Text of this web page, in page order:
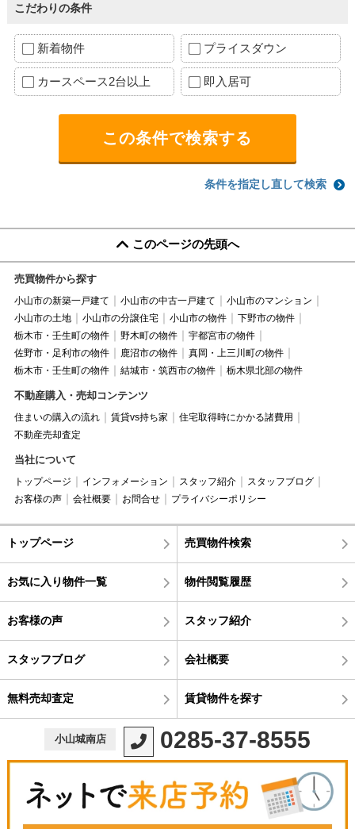
こだわりの条件
新着物件 プライスダウン
カースペース2台以上 即入居可
条件を指定し直して検索
このページの先頭へ
売買物件から探す
小山市の新築一戸建て 小山市の中古一戸建て
小山市のマンション
小山市の土地
小山市の分譲住宅 小山市の物件
下野市の物件
栃木市・壬生町の物件
野木町の物件
宇都宮市の物件
佐野市・足利市の物件
鹿沼市の物件
真岡・上三川町の物件
栃木市・壬生町の物件
結城市・筑西市の物件 栃木県北部の物件
不動産購入・売却コンテンツ
住まいの購入の流れ 賃貸vs持ち家
住宅取得時にかかる諸費用
不動産売却査定
当社について
トップページ インフォメーション スタッフ紹介
スタッフブログ
お客様の声
会社概要 お問合せ プライバシーポリシー
トップページ 売買物件検索
お気に入り物件一覧 物件閲覧履歴
お客様の声 スタッフ紹介
スタッフブログ 会社概要
無料売却査定 賃貸物件を探す
小山城南店 0285-37-8555